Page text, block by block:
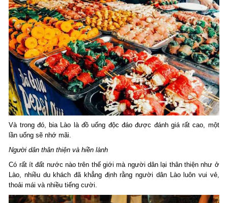
Và trong đó, bia Lào là đồ uống độc đáo được đánh giá rất cao, một
lần uống sẽ nhớ mãi.
Người dân thân thiện và hiền lành
Có rất ít đất nước nào trên thế giới mà người dân lại thân thiện như ở
Lào, nhiều du khách đã khẳng định rằng người dân Lào luôn vui vẻ,
thoải mái và nhiều tiếng cười.